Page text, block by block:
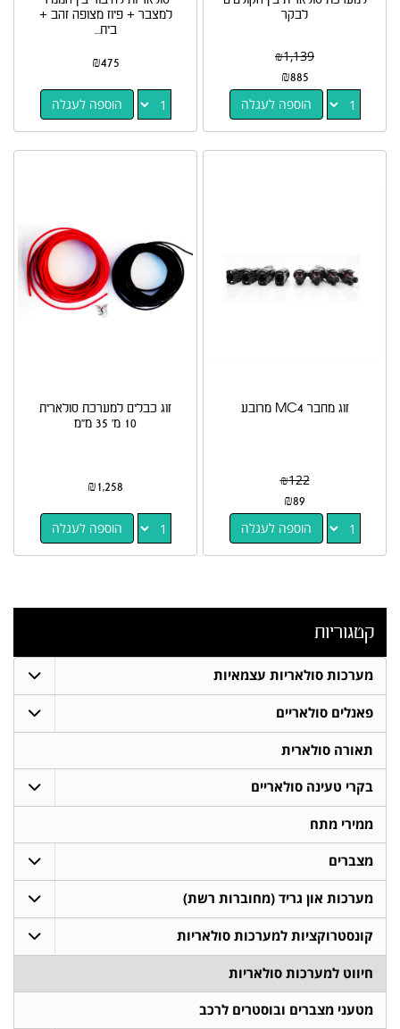
לבקר
₪1,139
₪885
הוספה לעגלה
למצבר + פיוז מצופה זהב +
בית...
₪475
הוספה לעגלה
זוג מחבר MC4 מרובע
₪122
₪89
הוספה לעגלה
זוג כבלים למערכת סולארית
10 מ' 35 מ"מ
₪1,258
הוספה לעגלה
קטגוריות
מערכות סולאריות עצמאיות
פאנלים סולאריים
תאורה סולארית
בקרי טעינה סולאריים
ממירי מתח
מצברים
מערכות און גריד (מחוברות רשת)
קונסטרוקציות למערכות סולאריות
חיווט למערכות סולאריות
מטעני מצברים ובוסטרים לרכב